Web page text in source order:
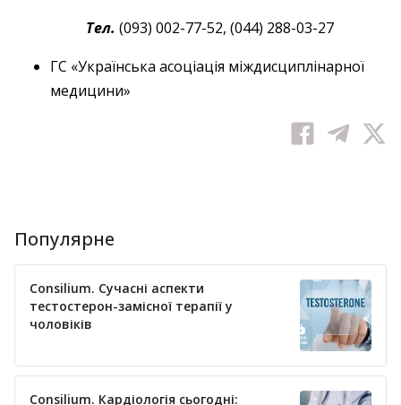
Тел. (093) 002-77-52, (044) 288-03-27
ГС «Українська асоціація міждисциплінарної
медицини»
Популярне
Consilium. Сучасні аспекти
тестостерон-замісної терапії у
чоловіків
Consilium. Кардіологія сьогодні: